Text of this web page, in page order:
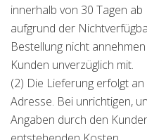
innerhalb von 30 Tagen
aufgrund der
Bestellung nicht
Kunden unverzüglich mit.
(2) Die Lieferung erfolgt
Adresse. Bei unrichtigen,
Angaben durch den